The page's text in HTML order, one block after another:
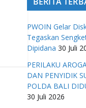
PWOIN Gelar
Tegaskan
Dipidana 30 Juli
PERILAKU
DAN PENYIDIK
POLDA BALI
30 Juli 2026